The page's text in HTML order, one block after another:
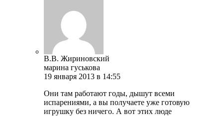
В.В. Жириновский
марина гуськова
19 января 2013 в 14:55
Они там работают годы, дышут всеми
испарениями, а вы получаете уже готовую
игрушку без ничего. А вот этих люде